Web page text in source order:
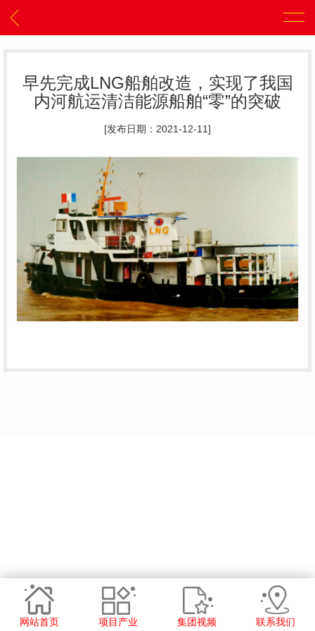
早先完成LNG船舶改造，实现了我国
内河航运清洁能源船舶“零”的突破
[发布日期：2021-12-11]
网站首页 项目产业 集团视频 联系我们